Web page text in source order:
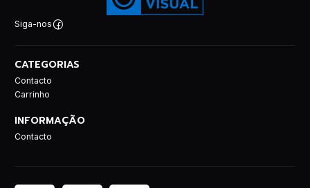
Siga-nos
CATEGORIAS
Contacto
Carrinho
INFORMAÇÃO
Contacto